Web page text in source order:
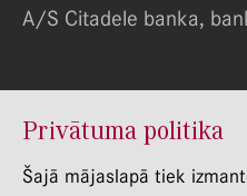
A/S Citadele banka,
© RSU Stomatologijas
Privātuma politika
Privātuma politika
Šajā mājaslapā tiek